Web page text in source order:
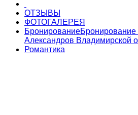
ОТЗЫВЫ
ФОТОГАЛЕРЕЯ
БронированиеБронирование
Александров Владимирской
Романтика